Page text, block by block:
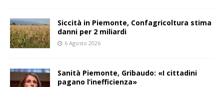
Siccità in Piemonte, Confagricoltura stima
danni per 2 miliardi
6 Agosto 2026
Sanità Piemonte, Gribaudo: «I cittadini
pagano l’inefficienza»